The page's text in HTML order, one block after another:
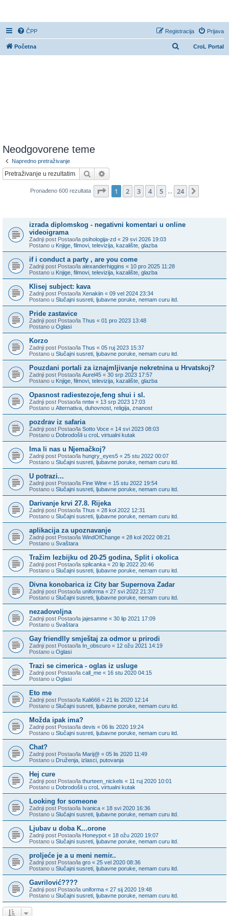
ČPP Prijava
Registracija
CroL Portal
Početna
Neodgovorene teme
Napredno pretraživanje
Pretražnik
Pronađeno 600 rezultata Stranica: 1/ 24.
1 2 3 4 5 24
izrada diplomskog - negativni komentari u online
videoigrama
Zadnji post Postao/la psihologija-zd « 29 svi 2026 19:03
Postano u Knjige, filmovi, televizija, kazalište, glazba
if i conduct a party , are you come
Zadnji post Postao/la alexanderhiggins « 10 pro 2025 11:28
Postano u Knjige, filmovi, televizija, kazalište, glazba
Klisej subject: kava
Zadnji post Postao/la Xenakiin « 09 vel 2024 23:34
Postano u Slučajni susreti, ljubavne poruke, nemam curu itd.
Pride zastavice
Zadnji post Postao/la Thus « 01 pro 2023 13:48
Postano u Oglasi
Korzo
Zadnji post Postao/la Thus « 05 ruj 2023 15:37
Postano u Slučajni susreti, ljubavne poruke, nemam curu itd.
Pouzdani portali za iznajmljivanje nekretnina u Hrvatskoj?
Zadnji post Postao/la Aurel45 « 30 srp 2023 17:57
Postano u Knjige, filmovi, televizija, kazalište, glazba
Opasnost radiestezoje,feng shui i sl.
Zadnji post Postao/la nntw « 13 srp 2023 17:03
Postano u Alternativa, duhovnost, religija, znanost
pozdrav iz safaria
Zadnji post Postao/la Sotto Voce « 14 svi 2023 08:03
Postano u Dobrodošli u croL virtualni kutak
Ima li nas u Njemačkoj?
Zadnji post Postao/la hungry_eyes5 « 25 stu 2022 00:07
Postano u Slučajni susreti, ljubavne poruke, nemam curu itd.
U potrazi...
Zadnji post Postao/la Fine Wine « 15 stu 2022 19:54
Postano u Slučajni susreti, ljubavne poruke, nemam curu itd.
Darivanje krvi 27.8. Rijeka
Zadnji post Postao/la Thus « 28 kol 2022 12:31
Postano u Slučajni susreti, ljubavne poruke, nemam curu itd.
aplikacija za upoznavanje
Zadnji post Postao/la WindOfChange « 28 kol 2022 08:21
Postano u Svaštara
Tražim lezbijku od 20-25 godina, Split i okolica
Zadnji post Postao/la splicanka « 20 lip 2022 20:46
Postano u Slučajni susreti, ljubavne poruke, nemam curu itd.
Divna konobarica iz City bar Supernova Zadar
Zadnji post Postao/la uniforma « 27 svi 2022 21:37
Postano u Slučajni susreti, ljubavne poruke, nemam curu itd.
nezadovoljna
Zadnji post Postao/la jajesamne « 30 lip 2021 17:09
Postano u Svaštara
Gay friendlly smještaj za odmor u prirodi
Zadnji post Postao/la In_obscuro « 12 ožu 2021 14:19
Postano u Oglasi
Trazi se cimerica - oglas iz usluge
Zadnji post Postao/la call_me « 16 stu 2020 04:15
Postano u Oglasi
Eto me
Zadnji post Postao/la Kali666 « 21 lis 2020 12:14
Postano u Slučajni susreti, ljubavne poruke, nemam curu itd.
Možda ipak ima?
Zadnji post Postao/la devis « 06 lis 2020 19:24
Postano u Slučajni susreti, ljubavne poruke, nemam curu itd.
Chat?
Zadnji post Postao/la Marij@ « 05 lis 2020 11:49
Postano u Druženja, izlasci, putovanja
Hej cure
Zadnji post Postao/la thurteen_nickels « 11 ruj 2020 10:01
Postano u Dobrodošli u croL virtualni kutak
Looking for someone
Zadnji post Postao/la Ivanica « 18 svi 2020 16:36
Postano u Slučajni susreti, ljubavne poruke, nemam curu itd.
Ljubav u doba K...orone
Zadnji post Postao/la Honeypot « 18 ožu 2020 19:07
Postano u Slučajni susreti, ljubavne poruke, nemam curu itd.
proljeće je a u meni nemir..
Zadnji post Postao/la gro « 25 vel 2020 08:36
Postano u Slučajni susreti, ljubavne poruke, nemam curu itd.
Gavrilović????
Zadnji post Postao/la uniforma « 27 sij 2020 19:48
Postano u Slučajni susreti, ljubavne poruke, nemam curu itd.